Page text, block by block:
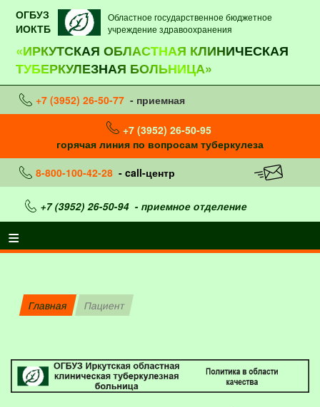
ОГБУЗ
ИОКТБ
Областное государственное бюджетное
учреждение здравоохранения
«ИРКУТСКАЯ ОБЛАСТНАЯ КЛИНИЧЕСКАЯ
ТУБЕРКУЛЕЗНАЯ БОЛЬНИЦА»
+7 (3952) 26-50-77 - приемная
+7 (3952) 26-50-95
горячая линия по вопросам туберкулеза
8-800-100-42-28 - call-центр
+7 (3952) 26-50-94- приемное отделение
Главная Пациент